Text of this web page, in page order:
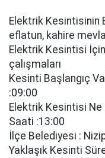
Elektrik Kesintisinin
eflatun, kahi̇re
Elektrik Kesintisi
çalışmaları
Kesinti Başlangıç
:09:00
Elektrik Kesintisi
Saati :13:00
İlçe Belediyesi :
Yaklaşık Kesinti